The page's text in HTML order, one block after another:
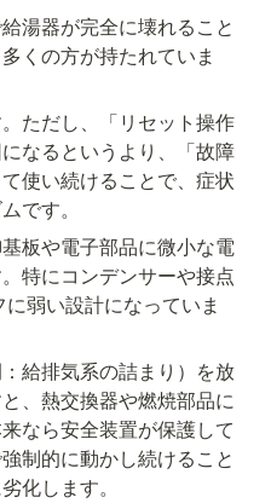
湯器が完全に壊れること
くの方が持たれていま
ただし、「リセット操作
なるというより、「故障
使い続けることで、症状
です。
板や電子部品に微小な電
特にコンデンサーや接点
弱い設計になっていま
給排気系の詰まり）を放
、熱交換器や燃焼部品に
なら安全装置が保護して
制的に動かし続けること
化します。